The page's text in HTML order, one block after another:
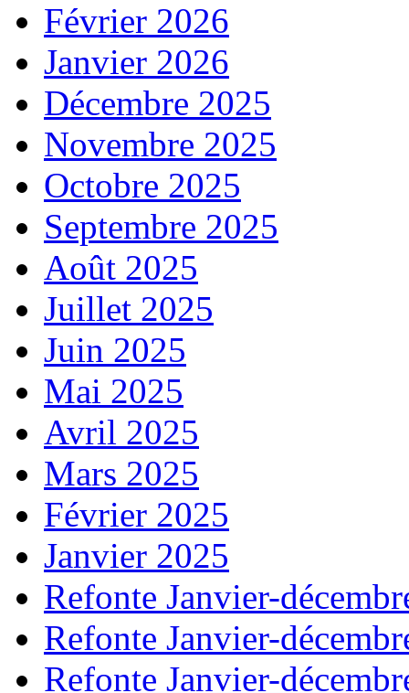
Février 2026
Janvier 2026
Décembre 2025
Novembre 2025
Octobre 2025
Septembre 2025
Août 2025
Juillet 2025
Juin 2025
Mai 2025
Avril 2025
Mars 2025
Février 2025
Janvier 2025
Refonte Janvier-
Refonte Janvier-
Refonte Janvier-